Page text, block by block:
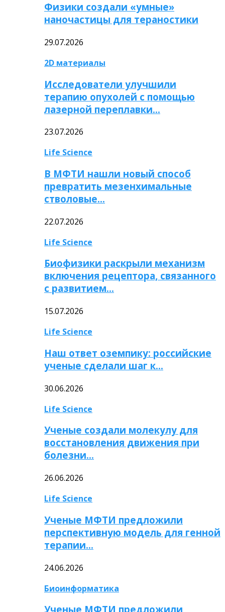
Физики создали «умные»
наночастицы для тераностики
29.07.2026
2D материалы
Исследователи улучшили
терапию опухолей с помощью
лазерной переплавки…
23.07.2026
Life Science
В МФТИ нашли новый способ
превратить мезенхимальные
стволовые…
22.07.2026
Life Science
Биофизики раскрыли механизм
включения рецептора, связанного
с развитием…
15.07.2026
Life Science
Наш ответ оземпику: российские
ученые сделали шаг к…
30.06.2026
Life Science
Ученые создали молекулу для
восстановления движения при
болезни…
26.06.2026
Life Science
Ученые МФТИ предложили
перспективную модель для генной
терапии…
24.06.2026
Биоинформатика
Ученые МФТИ предложили